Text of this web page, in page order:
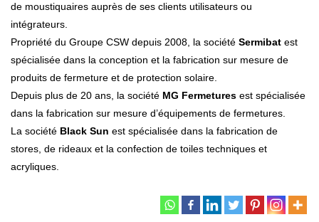
de moustiquaires auprès de ses clients utilisateurs ou
intégrateurs.
Propriété du Groupe CSW depuis 2008, la société Sermibat est
spécialisée dans la conception et la fabrication sur mesure de
produits de fermeture et de protection solaire.
Depuis plus de 20 ans, la société MG Fermetures est spécialisée
dans la fabrication sur mesure d’équipements de fermetures.
La société Black Sun est spécialisée dans la fabrication de
stores, de rideaux et la confection de toiles techniques et
acryliques.